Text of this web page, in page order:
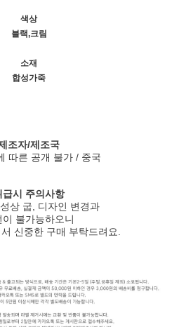
색상
블랙,크림
소재
합성가죽
조자/제조국
따른 공개 불가 / 중국
급시 주의사항
상 굽, 디자인 변경과
이 불가능하오니
신중한 구매 부탁드려요.